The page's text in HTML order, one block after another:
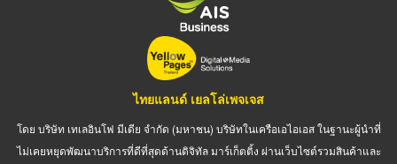
ไทยแลนด์ เยลโล่เพจเจส
โดย บริษัท เทเลอินโฟ มีเดีย จำกัด (มหาชน) บริษัทในเครือเอไอเอส ในฐานะผู้นำที่
ไม่เคยหยุดพัฒนาบริการที่ดีที่สุดด้านดิจิทัล มาร์เก็ตติ้ง ผ่านเว็บไซต์รวมสินค้าและ